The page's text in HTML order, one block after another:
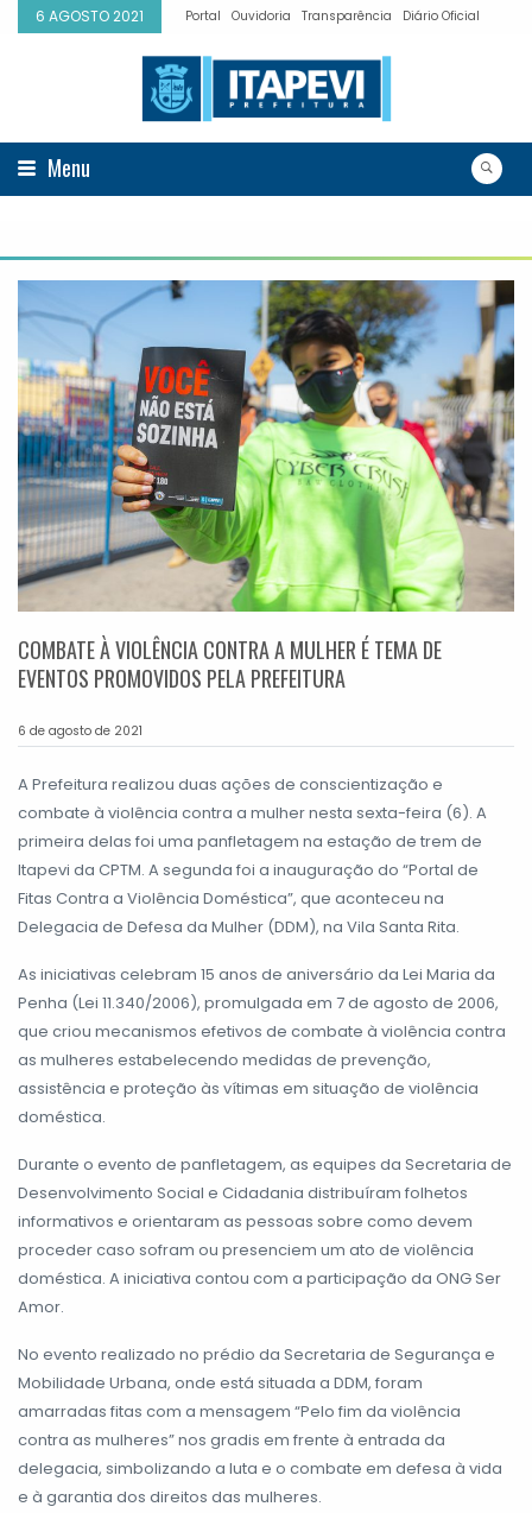
6 AGOSTO 2021 Portal Ouvidoria Transparência Diário Oficial
Menu
COMBATE À VIOLÊNCIA CONTRA A MULHER É TEMA DE
EVENTOS PROMOVIDOS PELA PREFEITURA
6 de agosto de 2021
A Prefeitura realizou duas ações de conscientização e
combate à violência contra a mulher nesta sexta-feira (6). A
primeira delas foi uma panfletagem na estação de trem de
Itapevi da CPTM. A segunda foi a inauguração do “Portal de
Fitas Contra a Violência Doméstica”, que aconteceu na
Delegacia de Defesa da Mulher (DDM), na Vila Santa Rita.
As iniciativas celebram 15 anos de aniversário da Lei Maria da
Penha (Lei 11.340/2006), promulgada em 7 de agosto de 2006,
que criou mecanismos efetivos de combate à violência contra
as mulheres estabelecendo medidas de prevenção,
assistência e proteção às vítimas em situação de violência
doméstica.
Durante o evento de panfletagem, as equipes da Secretaria de
Desenvolvimento Social e Cidadania distribuíram folhetos
informativos e orientaram as pessoas sobre como devem
proceder caso sofram ou presenciem um ato de violência
doméstica. A iniciativa contou com a participação da ONG Ser
Amor.
No evento realizado no prédio da Secretaria de Segurança e
Mobilidade Urbana, onde está situada a DDM, foram
amarradas fitas com a mensagem “Pelo fim da violência
contra as mulheres” nos gradis em frente à entrada da
delegacia, simbolizando a luta e o combate em defesa à vida
e à garantia dos direitos das mulheres.